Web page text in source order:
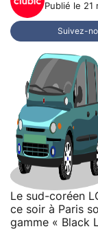
Publié le 21
Suivez-
Le sud-coréen
ce soir à Paris
gamme « Black